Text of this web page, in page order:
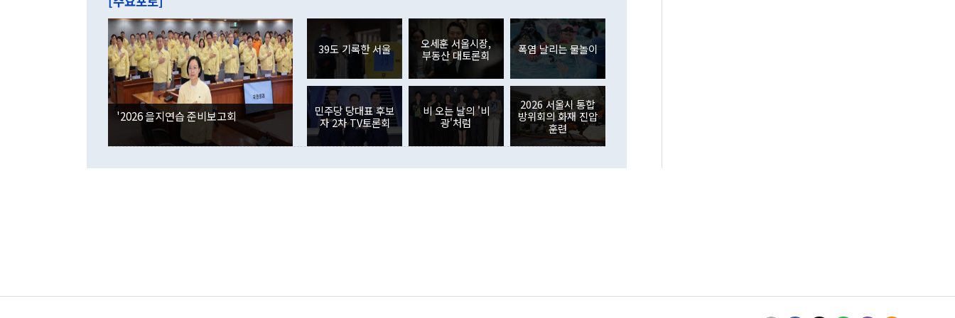
이 9월 러시아 블라디보스토크에서 열리는 '동방경제포럼(EEF)'을 언급하
며 "정부 차원에서 (참석을) 검토하고 있다"고 발언한 데 대해서도 조 장관
은 "그것은 외교부의 몫"이라며 "아직 거기까지 진도가 나가지 않았다"고
잘랐다. 정 장관이 이날 소개한 대북 구상과 설명은 정부 내 조율을 거치지
않았다는 점에서 문제가 있다. 특히 주적 표현 대체와 국호 사용, 9·19 군
사합의 복원, 4자회담 추진 등은 통일부 장관이 결정할 사안이 아니어서 월
권이라는 지적이 나오고 있다. 이 대통령은 정 장관의 업무보고를 듣고 난
뒤 "여기 업무보고에 발표했다고 승인난 건 아니다"라고 재차 확인했다. 정
부의 한 소식통은 "정 장관의 발언 내용은 대부분 국가안전보장회의(NSC)
를 거쳐 결정된 사안이 아닌 정 장관의 개인적 생각에 가깝다"며 "안보 관
련 부처 장관이 정부의 공식 정책이 아닌 사안을 추진하겠다고 업무보고를
하고 대통령의 면전에서 '국군통수권자가 나서야 한다'고 주장한 것은 심각
이나 미국은 북한에 선비핵화를 공식적으로 요구한 적이 없기 때문이다. 지
였던 올해 3월(369억9000만달러)을 넘어선 것이다. 직접투자에서는 내국
인의 해외투자가 80억1000만달러, 외국인의 국내투자가 46억3000만달러
각각 증가했다. 증권투자에서는 외국인의 국내 주식 매도세가 이어졌다. 외
국인의 국내 주식 투자는 차익실현 매도 등의 영향으로 316억1000만달러
감소하며 전월(-310억5000만달러)에 이어 역대 최대 순매도 기록을 다시
경신했다. 외국인의 국내 채권투자는 세계국채지수(WGBI) 자금 유입에도
분기 말 만기도래 영향으로 증가 폭이 줄어든 52억9000만달러를 기록했
다. 내국인의 해외 증권투자는 주식을 중심으로 35억6000만달러 증가했
다. eoyn2@newspim.com
'2026 을지연습 준비보고회
39도 기록한 서울
오세훈 서울시장,
부동산 대토론회
폭염 날리는 물놀이
민주당 당대표 후보
자 2차 TV토론회
비 오는 날의 '비
광'처럼
2026 서울시 통합
방위회의 화재 진압
훈련